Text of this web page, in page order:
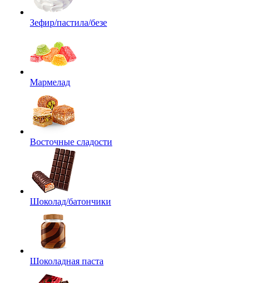
Зефир/пастила/безе
Мармелад
Восточные сладости
Шоколад/батончики
Шоколадная паста